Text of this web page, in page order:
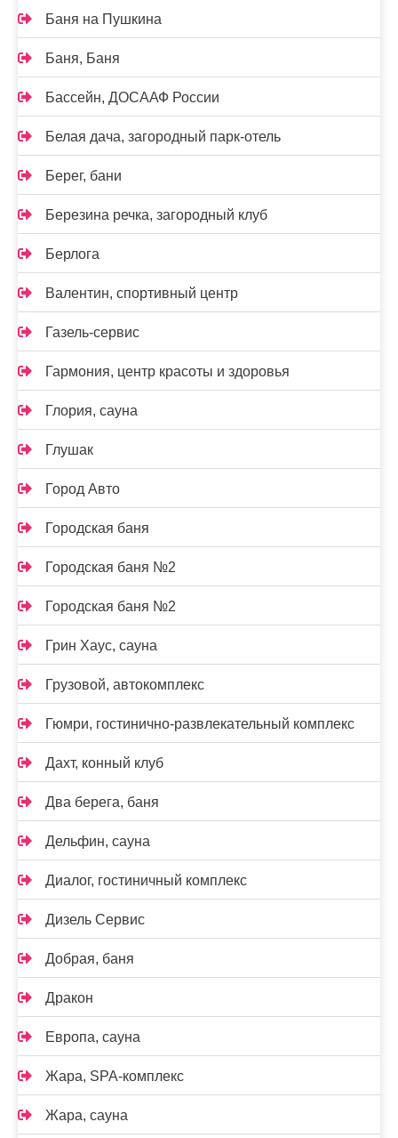
Баня на Пушкина
Баня, Баня
Бассейн, ДОСААФ России
Белая дача, загородный парк-отель
Берег, бани
Березина речка, загородный клуб
Берлога
Валентин, спортивный центр
Газель-сервис
Гармония, центр красоты и здоровья
Глория, сауна
Глушак
Город Авто
Городская баня
Городская баня №2
Городская баня №2
Грин Хаус, сауна
Грузовой, автокомплекс
Гюмри, гостинично-развлекательный комплекс
Дахт, конный клуб
Два берега, баня
Дельфин, сауна
Диалог, гостиничный комплекс
Дизель Сервис
Добрая, баня
Дракон
Европа, сауна
Жара, SPA-комплекс
Жара, сауна